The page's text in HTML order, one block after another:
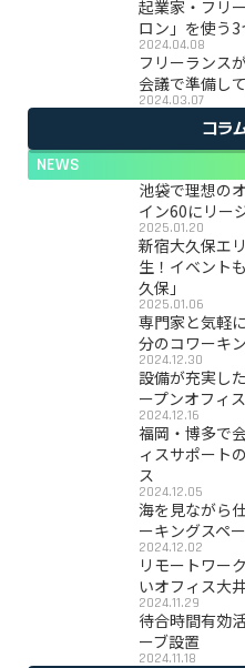
起業家・フリ
ロン」を使う
2024.04.08
フリーランス
会議で準備し
2024.03.07
コラ
NEWS
池袋で理想の
イン60にリー
2025.01.20
新宿大久保エ
生！イベント
久保」
2025.01.06
専門家と気軽
分のコワーキ
2024.12.30
設備が充実し
ープンオフィ
2024.12.16
福岡・博多で
ィスサポート
ス
2024.12.05
海を見ながら
ーキングスペ
2024.12.02
リモートワー
いオフィス大
2024.11.29
待合時間有効
ーブ設置
2024.11.18